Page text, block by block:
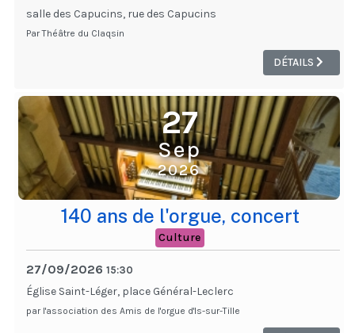
salle des Capucins, rue des Capucins
Par Théâtre du Claqsin
DÉTAILS
27
Sep
2026
140 ans de l'orgue, concert
Culture
27/09/2026 15:30
Église Saint-Léger, place Général-Leclerc
par l'association des Amis de l'orgue d'Is-sur-Tille